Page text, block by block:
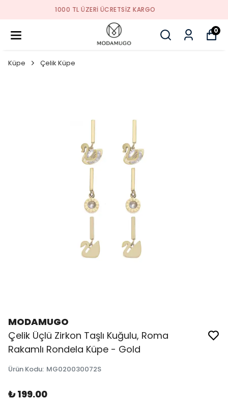
TREND ÜRÜNLER
0
Küpe Çelik Küpe
MODAMUGO
Çelik Üçlü Zirkon Taşlı Kuğulu, Roma
Rakamlı Rondela Küpe - Gold
Ürün Kodu: MG020030072S
₺ 199.00